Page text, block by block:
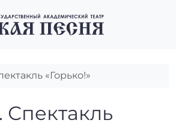
«Горько!»
«Горько!»
Спектакль